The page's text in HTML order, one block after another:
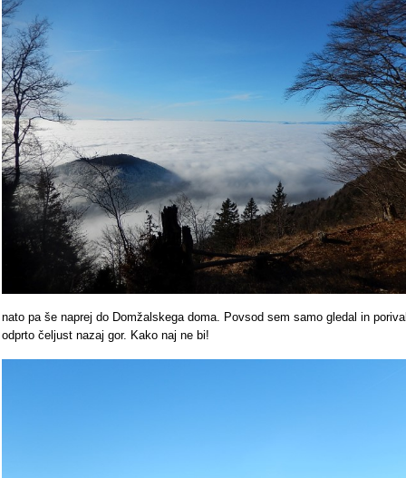
nato pa še naprej do Domžalskega doma. Povsod sem samo gledal in
odprto čeljust nazaj gor. Kako naj ne bi!